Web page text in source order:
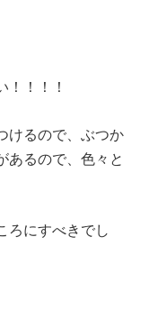
！！！
けるので、ぶつか
あるので、色々と
ろにすべきでし